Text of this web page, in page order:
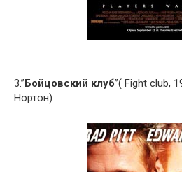
3.”Бойцовский клуб”( Fight club,
Нортон)